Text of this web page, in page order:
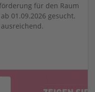
für den Raum
01.09.2026 gesucht.